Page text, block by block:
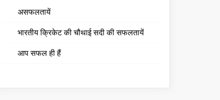
असफलतायें
भारतीय क्रिकेट की चौथाई सदी की सफलतायें
आप सफल ही हैं